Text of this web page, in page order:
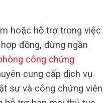
hoặc hỗ trợ trong việc
đồng, đừng ngần
công chứng
cung cấp dịch vụ
sư và công chứng viên